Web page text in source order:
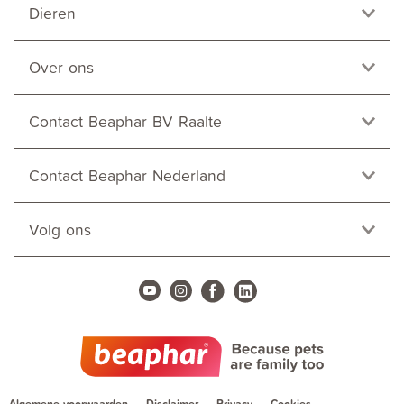
Dieren
Over ons
Contact Beaphar BV Raalte
Contact Beaphar Nederland
Volg ons